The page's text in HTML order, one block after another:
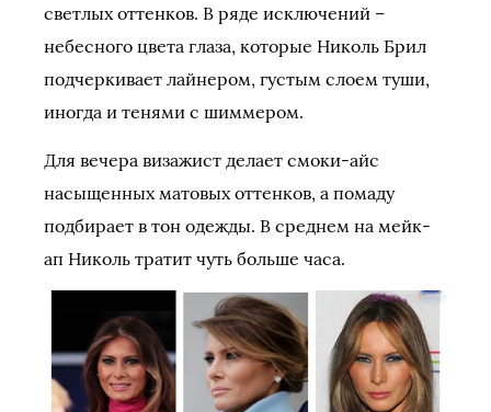
светлых оттенков. В ряде исключений –
небесного цвета глаза, которые Николь Брил
подчеркивает лайнером, густым слоем туши,
иногда и тенями с шиммером.
Для вечера визажист делает смоки-айс
насыщенных матовых оттенков, а помаду
подбирает в тон одежды. В среднем на мейк-
ап Николь тратит чуть больше часа.